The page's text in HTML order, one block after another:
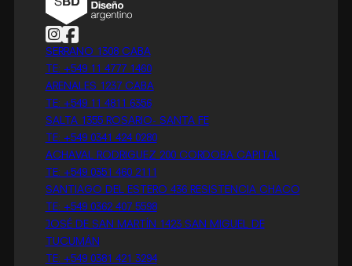
Follow us on Instagram
Follow us on Facebook
SERRANO 1308 CABA
TE: +549 11 4777 1460
ARENALES 1237 CABA
TE: +549 11 4811 6356
SALTA 1355 ROSARIO- SANTA FE
TE: +549 0341 424 0280
ACHAVAL RODRIGUEZ 200 CORDOBA CAPITAL
TE: +549 0351 460 2111
SANTIAGO DEL ESTERO 436 RESISTENCIA CHACO
TE: +549 0362 407 5598
JOSÉ DE SAN MARTÍN 1423 SAN MIGUEL DE
TUCUMÁN
TE: +549 0381 421 3294